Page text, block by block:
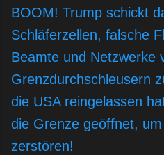
BOOM! Trump schickt
Schläferzellen, falsche
Beamte und Netzwerke
Grenzdurchschleusern
die USA reingelassen
die Grenze geöffnet,
zerstören!